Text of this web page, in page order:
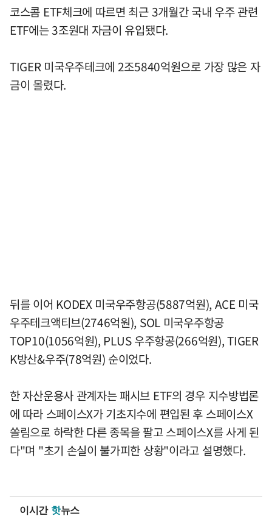
코스콤 ETF체크에 따르면 최근 3개월간 국내 우주 관련
ETF에는 3조원대 자금이 유입됐다.
TIGER 미국우주테크에 2조5840억원으로 가장 많은 자
금이 몰렸다.
뒤를 이어 KODEX 미국우주항공(5887억원), ACE 미국
우주테크액티브(2746억원), SOL 미국우주항공
TOP10(1056억원), PLUS 우주항공(266억원), TIGER
K방산&우주(78억원) 순이었다.
한 자산운용사 관계자는 패시브 ETF의 경우 지수방법론
에 따라 스페이스X가 기초지수에 편입된 후 스페이스X
쏠림으로 하락한 다른 종목을 팔고 스페이스X를 사게 된
다"며 "초기 손실이 불가피한 상황"이라고 설명했다.
이시간 핫뉴스